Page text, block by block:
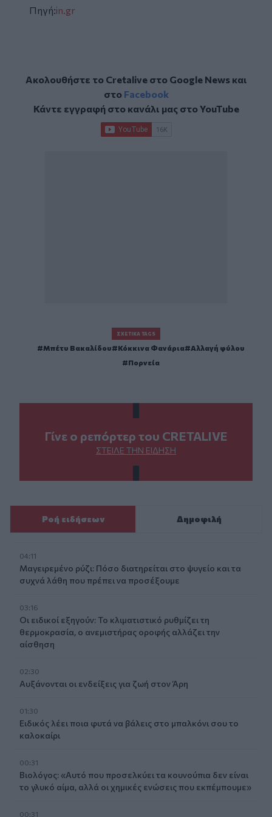
Πηγή:in.gr
Ακολουθήστε το Cretalive στο Google Newsκαι
στο Facebook
Κάντε εγγραφή στο κανάλι μας στοYouTube
ΣΧΕΤΙΚΆ TAGS
Μπέτυ Βακαλίδου Κόκκινα Φανάρια
Αλλαγή φύλου
Πορνεία
Γίνε ο ρεπόρτερ του CRETALIVE
ΣΤΕΊΛΕ ΤΗΝ ΕΊΔΗΣΗ
Ροή ειδήσεων Δημοφιλή
04:11
Μαγειρεμένο ρύζι: Πόσο διατηρείται στο ψυγείο και τα
συχνά λάθη που πρέπει να προσέξουμε
03:16
Οι ειδικοί εξηγούν: Το κλιματιστικό ρυθμίζει τη
θερμοκρασία, ο ανεμιστήρας οροφής αλλάζει την
αίσθηση
02:30
Αυξάνονται οι ενδείξεις για ζωή στον Άρη
01:30
Ειδικός λέει ποια φυτά να βάλεις στο μπαλκόνι σου το
καλοκαίρι
00:31
Βιολόγος: «Αυτό που προσελκύει τα κουνούπια δεν είναι
το γλυκό αίμα, αλλά οι χημικές ενώσεις που εκπέμπουμε»
00:31